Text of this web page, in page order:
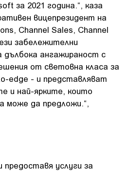
за 2021 година.“, каза
вицепрезидент на
Channel Sales, Channel
забележителни
дълбока ангажираност с
от световна класа за
edge - и представляват
и най-ярките, които
може да предложи.“,
услуги за